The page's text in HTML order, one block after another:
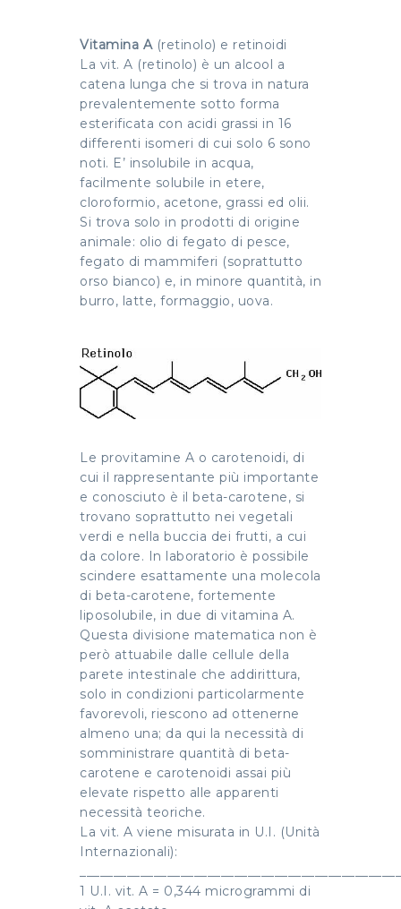
Vitamina A(retinolo) e retinoidi
La vit. A (retinolo) è un alcool a
catena lunga che si trova in natura
prevalentemente sotto forma
esterificata con acidi grassi in 16
differenti isomeri di cui solo 6 sono
noti. E’ insolubile in acqua,
facilmente solubile in etere,
cloroformio, acetone, grassi ed olii.
Si trova solo in prodotti di origine
animale: olio di fegato di pesce,
fegato di mammiferi (soprattutto
orso bianco) e, in minore quantità, in
burro, latte, formaggio, uova.
Le provitamine A o carotenoidi, di
cui il rappresentante più importante
e conosciuto è il beta-carotene, si
trovano soprattutto nei vegetali
verdi e nella buccia dei frutti, a cui
da colore. In laboratorio è possibile
scindere esattamente una molecola
di beta-carotene, fortemente
liposolubile, in due di vitamina A.
Questa divisione matematica non è
però attuabile dalle cellule della
parete intestinale che addirittura,
solo in condizioni particolarmente
favorevoli, riescono ad ottenerne
almeno una; da qui la necessità di
somministrare quantità di beta-
carotene e carotenoidi assai più
elevate rispetto alle apparenti
necessità teoriche.
La vit. A viene misurata in U.I. (Unità
Internazionali):
1 U.I. vit. A = 0,344 microgrammi di